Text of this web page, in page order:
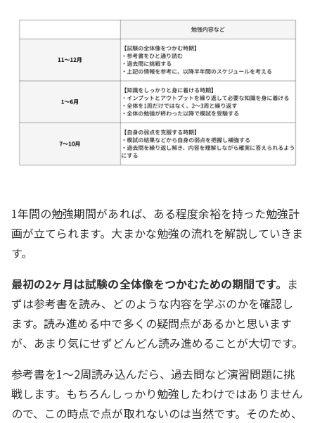
1年間の勉強期間があれば、ある程度余裕を持った勉強計
画が立てられます。大まかな勉強の流れを解説していきま
す。
最初の2ヶ月は試験の全体像をつかむための期間です。 ま
ずは参考書を読み、どのような内容を学ぶのかを確認し
ます。読み進める中で多くの疑問点があるかと思います
が、あまり気にせずどんどん読み進めることが大切です。
参考書を1～2周読み込んだら、過去問など演習問題に挑
戦します。もちろんしっかり勉強したわけではありません
ので、この時点で点が取れないのは当然です。そのため、